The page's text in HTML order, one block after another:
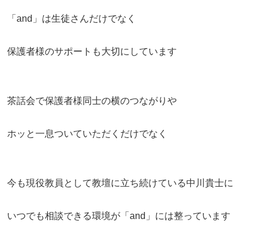
「and」は生徒さんだけでなく
保護者様のサポートも大切にしています
茶話会で保護者様同士の横のつながりや
ホッと一息ついていただくだけでなく
今も現役教員として教壇に立ち続けている中川貴士に
いつでも相談できる環境が「and」には整っています